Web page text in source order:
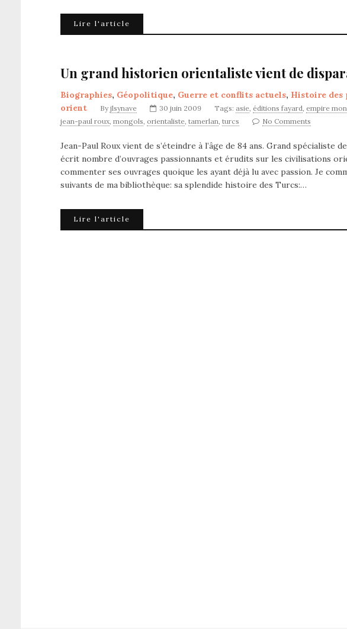
Lire l'article
Un grand historien orientaliste vient de
Biographies, Géopolitique, Guerre et conflits actuels, Histoire des
orient
By jlsynave 30 juin 2009 Tags: asie, éditions fayard, empire
jean-paul roux, mongols, orientaliste, tamerlan, turcs No Comments
Jean-Paul Roux vient de s’éteindre à l’âge de 84 ans. Grand spécialiste
écrit nombre d’ouvrages passionnants et érudits sur les civilisations
commenter ses ouvrages quoique les ayant déjà lu avec passion. Je
suivants de ma bibliothèque: sa splendide histoire des Turcs:…
Lire l'article